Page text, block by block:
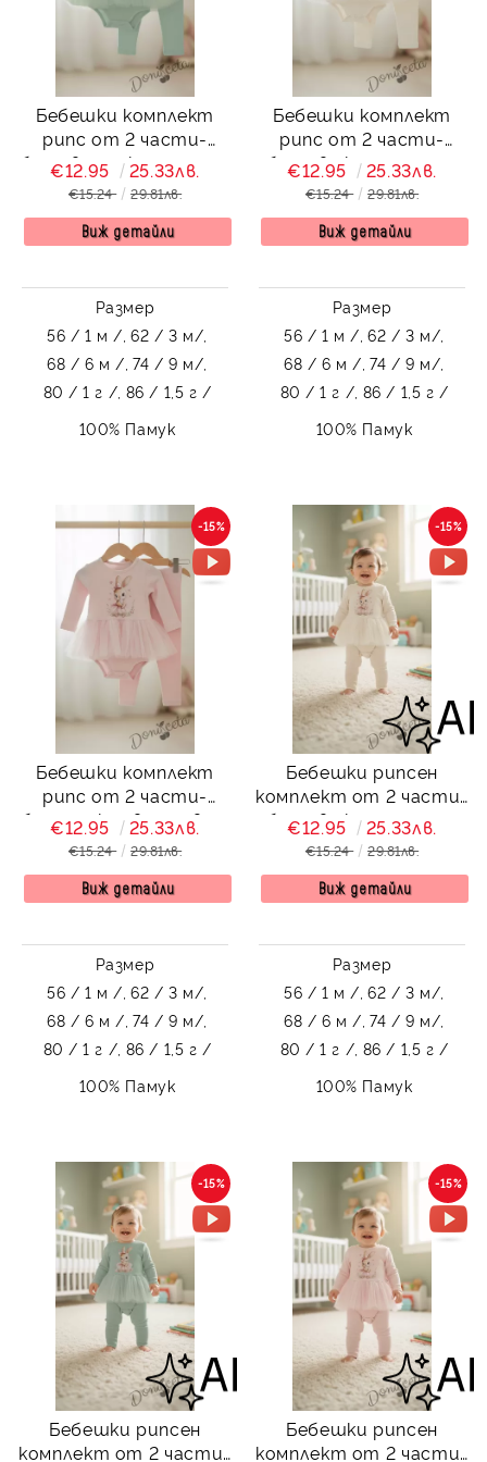
Бебешки комплект
рипс от 2 части-
боди в тюркоаз с тюл
и картинка зайче и
тюркоаз
€12.95 25.33лв.
€15.24 29.81лв.
Виж детайли
Размер
56 / 1 м /, 62 / 3 м/,
68 / 6 м /, 74 / 9 м/,
80 / 1 г /, 86 / 1,5 г /
100% Памук
Бебешки комплект
рипс от 2 части-
боди в екрю с тюл и
картинка зайче и
€12.95 25.33лв.
€15.24 29.81лв.
Виж детайли
Размер
56 / 1 м /, 62 / 3 м/,
68 / 6 м /, 74 / 9 м/,
80 / 1 г /, 86 / 1,5 г /
100% Памук
Бебешки комплект
рипс от 2 части-
боди-рокля в розово с
тюл и картинка зайче
-15%
€12.95 25.33лв.
€15.24 29.81лв.
Виж детайли
Размер
56 / 1 м /, 62 / 3 м/,
68 / 6 м /, 74 / 9 м/,
80 / 1 г /, 86 / 1,5 г /
100% Памук
Бебешки рипсен
комплект от 2 части-
боди в екрю с тюл и
картинка зайче и
-15%
€12.95 25.33лв.
€15.24 29.81лв.
Виж детайли
Размер
56 / 1 м /, 62 / 3 м/,
68 / 6 м /, 74 / 9 м/,
80 / 1 г /, 86 / 1,5 г /
100% Памук
Бебешки рипсен
комплект от 2 части-
-15%
Бебешки рипсен
комплект от 2 части-
-15%